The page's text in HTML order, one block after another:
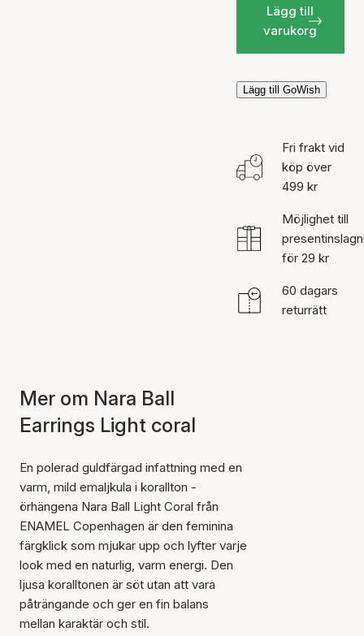
Lägg till
varukorg
Lägg till GoWish
Fri frakt vid
köp över
499 kr
Möjlighet till
för 29 kr
60 dagars
returrätt
Mer om Nara Ball
Earrings Light coral
En polerad guldfärgad infattning med en
varm, mild emaljkula i korallton -
örhängena Nara Ball Light Coral från
ENAMEL Copenhagen är den feminina
färgklick som mjukar upp och lyfter varje
look med en naturlig, varm energi. Den
ljusa koralltonen är söt utan att vara
påträngande och ger en fin balans
mellan karaktär och stil.